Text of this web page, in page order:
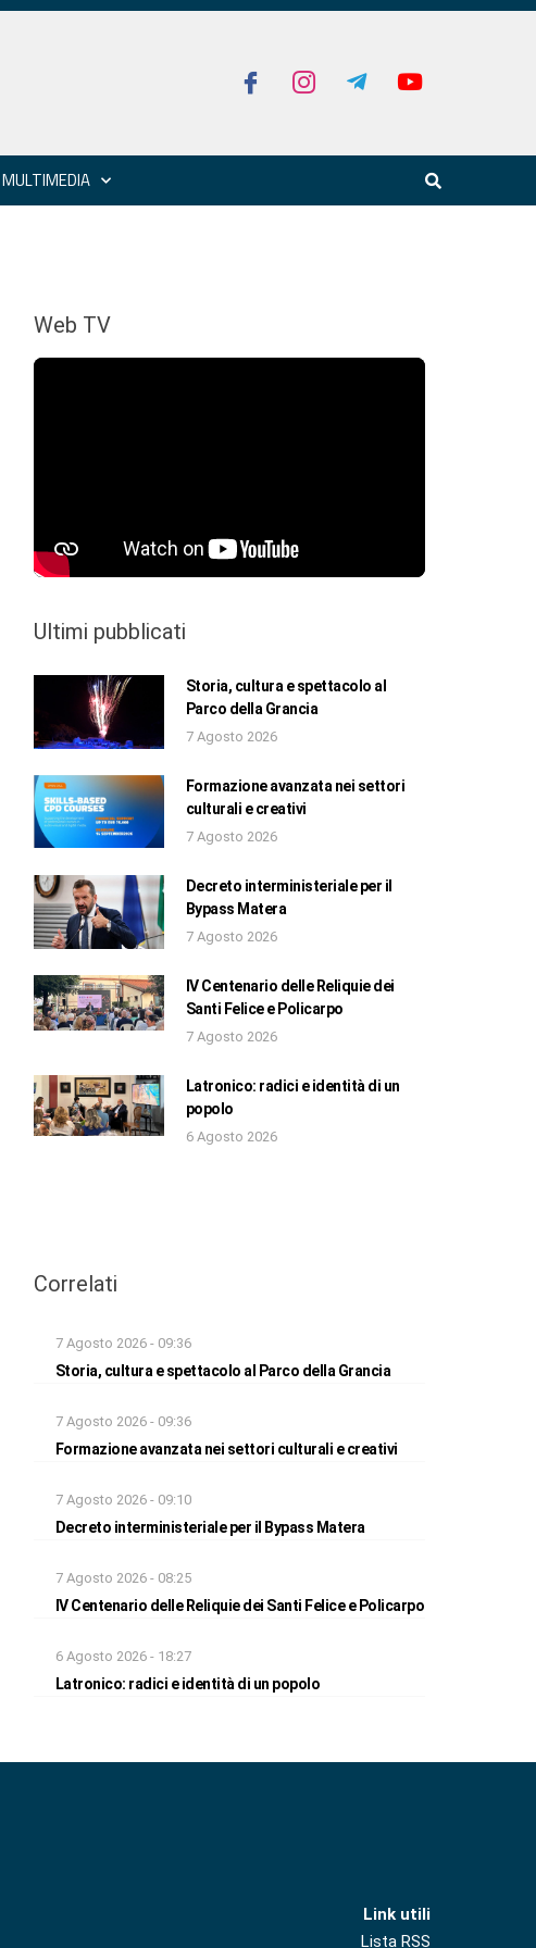
MULTIMEDIA
Web TV
Ultimi pubblicati
Storia, cultura e spettacolo al
Parco della Grancia
7 Agosto 2026
Formazione avanzata nei settori
culturali e creativi
7 Agosto 2026
Decreto interministeriale per il
Bypass Matera
7 Agosto 2026
IV Centenario delle Reliquie dei
Santi Felice e Policarpo
7 Agosto 2026
Latronico: radici e identità di un
popolo
6 Agosto 2026
Correlati
7 Agosto 2026 - 09:36
Storia, cultura e spettacolo al Parco della Grancia
7 Agosto 2026 - 09:36
Formazione avanzata nei settori culturali e creativi
7 Agosto 2026 - 09:10
Decreto interministeriale per il Bypass Matera
7 Agosto 2026 - 08:25
IV Centenario delle Reliquie dei Santi Felice e Policarpo
6 Agosto 2026 - 18:27
Latronico: radici e identità di un popolo
Link utili
Lista RSS